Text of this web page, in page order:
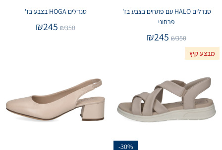
סנדלים HALO עם פתחים בצבע בז'
פרחוני
₪350
₪245
סנדלים HOGA בצבע בז'
₪350
₪245
מבצע קיץ
-30%